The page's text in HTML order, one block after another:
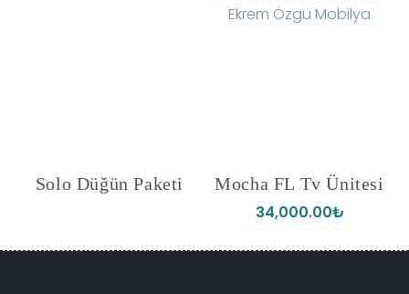
Solo Düğün Paketi Mocha FL Tv Ünitesi
34,000.00₺